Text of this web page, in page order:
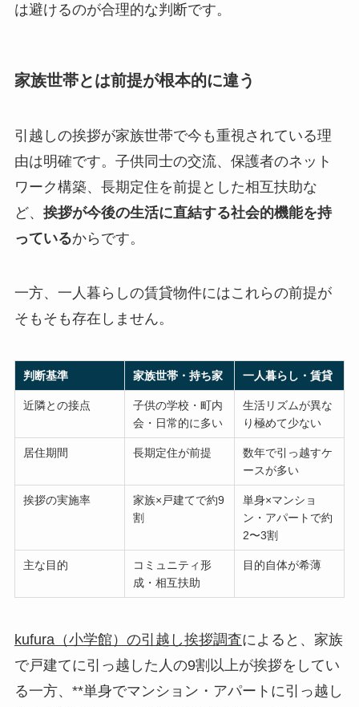
は避けるのが合理的な判断です。
家族世帯とは前提が根本的に違う
引越しの挨拶が家族世帯で今も重視されている理
由は明確です。子供同士の交流、保護者のネット
ワーク構築、長期定住を前提とした相互扶助な
ど、 挨拶が今後の生活に直結する社会的機能を持
っているからです。
一方、一人暮らしの賃貸物件にはこれらの前提が
そもそも存在しません。
判断基準 家族世帯・持ち家 一人暮らし・賃貸
近隣との接点
子供の学校・町内
会・日常的に多い
生活リズムが異な
り極めて少ない
居住期間 長期定住が前提
数年で引っ越すケ
ースが多い
挨拶の実施率
家族×戸建てで約9
割
単身×マンショ
ン・アパートで約
2〜3割
主な目的
コミュニティ形
成・相互扶助
目的自体が希薄
kufura（小学館）の引越し挨拶調査によると、家族
で戸建てに引っ越した人の9割以上が挨拶をしてい
る一方、**単身でマンション・アパートに引っ越し